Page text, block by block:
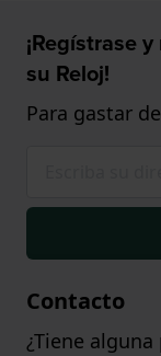
¡Regístrase
su Reloj!
Para gastar
Contacto
¿Tiene